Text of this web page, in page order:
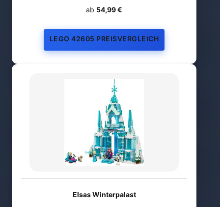
ab 54,99 €
LEGO 42605 PREISVERGLEICH
Elsas Winterpalast